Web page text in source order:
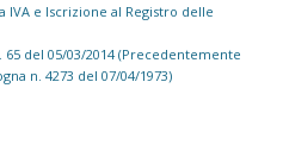
IVA e Iscrizione al Registro delle
del 05/03/2014 (Precedentemente
n. 4273 del 07/04/1973)